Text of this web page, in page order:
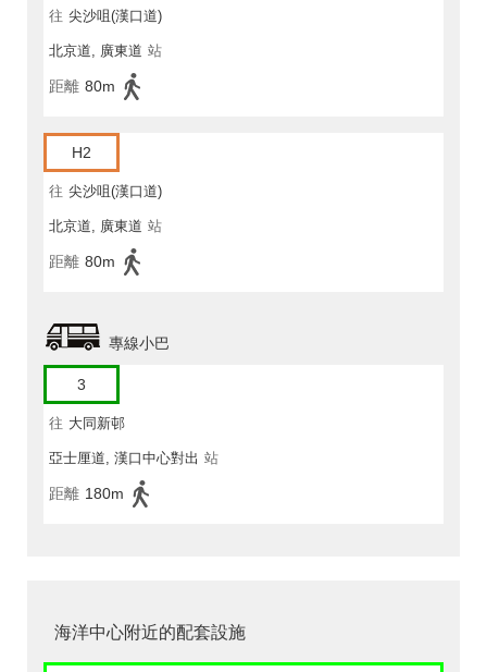
往 尖沙咀(漢口道)
北京道, 廣東道 站
距離 80m
H2
往 尖沙咀(漢口道)
北京道, 廣東道 站
距離 80m
專線小巴
3
往 大同新邨
亞士厘道, 漢口中心對出 站
距離 180m
海洋中心附近的配套設施